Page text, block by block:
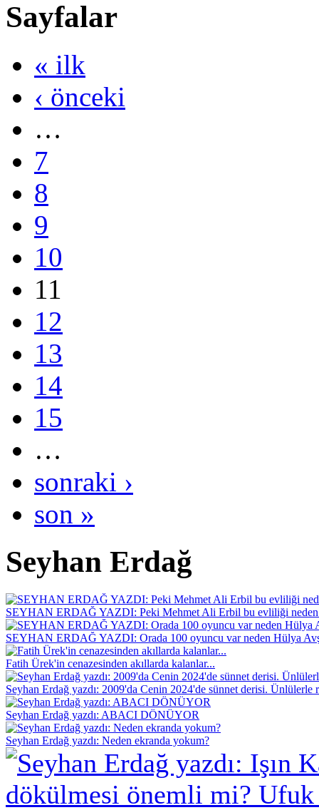
Sayfalar
« ilk
‹ önceki
…
7
8
9
10
11
12
13
14
15
…
sonraki ›
son »
Seyhan Erdağ
SEYHAN ERDAĞ YAZDI: Peki Mehmet Ali Erbil bu evliliği neden
SEYHAN ERDAĞ YAZDI: Orada 100 oyuncu var neden Hülya
Fatih Ürek'in cenazesinden akıllarda kalanlar...
Seyhan Erdağ yazdı: 2009'da Cenin 2024'de sünnet derisi.
Seyhan Erdağ yazdı: ABACI DÖNÜYOR
Seyhan Erdağ yazdı: Neden ekranda yokum?